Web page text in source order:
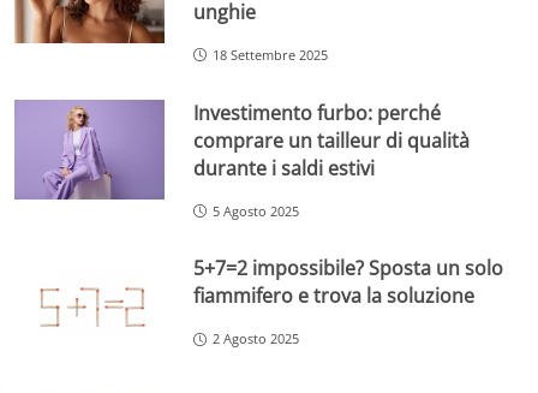
unghie
18 Settembre 2025
Investimento furbo: perché
comprare un tailleur di qualità
durante i saldi estivi
5 Agosto 2025
5+7=2 impossibile? Sposta un solo
fiammifero e trova la soluzione
2 Agosto 2025